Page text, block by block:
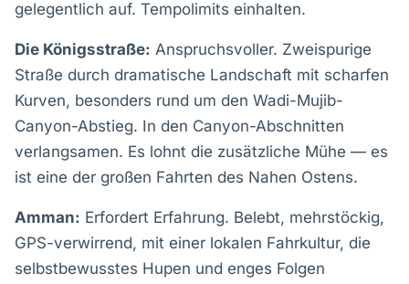
gelegentlich auf. Tempolimits einhalten.
Die Königsstraße: Anspruchsvoller. Zweispurige
Straße durch dramatische Landschaft mit scharfen
Kurven, besonders rund um den Wadi-Mujib-
Canyon-Abstieg. In den Canyon-Abschnitten
verlangsamen. Es lohnt die zusätzliche Mühe — es
ist eine der großen Fahrten des Nahen Ostens.
Amman: Erfordert Erfahrung. Belebt, mehrstöckig,
GPS-verwirrend, mit einer lokalen Fahrkultur, die
selbstbewusstes Hupen und enges Folgen